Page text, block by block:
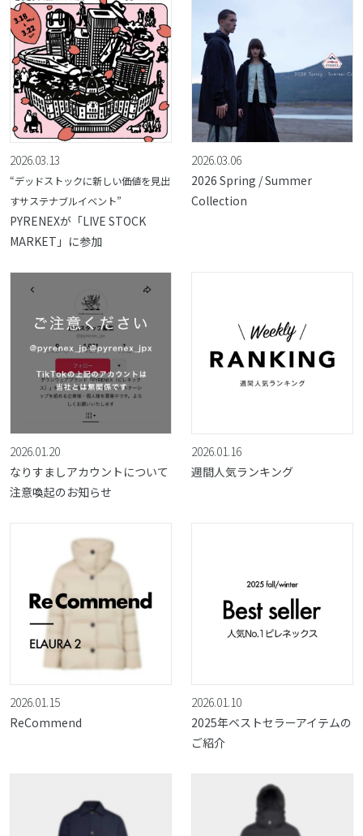
2026.03.13
“デッドストックに新しい価値を見出
すサステナブルイベント”
PYRENEXが「LIVE STOCK
MARKET」に参加
2026.03.06
2026 Spring / Summer
Collection
2026.01.20
なりすましアカウントについて
注意喚起のお知らせ
2026.01.16
週間人気ランキング
2026.01.15
ReCommend
2026.01.10
2025年ベストセラーアイテムの
ご紹介